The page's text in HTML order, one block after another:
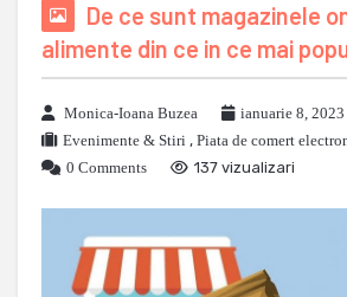
De ce sunt magazinele
alimente din ce in ce mai
Monica-Ioana Buzea
ianuarie 8, 2023
Evenimente & Stiri , Piata de comert
0 Comments
137 vizualizari